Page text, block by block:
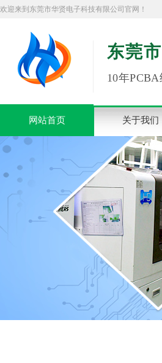
欢迎来到东莞市华贤电子科技有限公司官网！
东莞
10年
网站首页 关于我们